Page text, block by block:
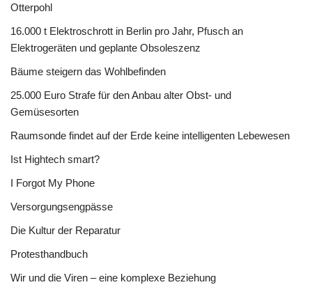
Otterpohl
16.000 t Elektroschrott in Berlin pro Jahr, Pfusch an
Elektrogeräten und geplante Obsoleszenz
Bäume steigern das Wohlbefinden
25.000 Euro Strafe für den Anbau alter Obst- und
Gemüsesorten
Raumsonde findet auf der Erde keine intelligenten Lebewesen
Ist Hightech smart?
I Forgot My Phone
Versorgungsengpässe
Die Kultur der Reparatur
Protesthandbuch
Wir und die Viren – eine komplexe Beziehung